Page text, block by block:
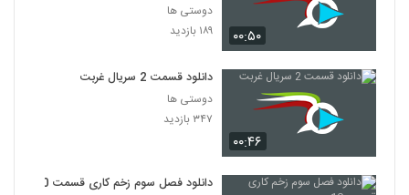
۰۰:۵۰
دوستی ها
۱۸۹ بازدید
۰۰:۴۶
دانلود قسمت 2 سریال غربت
دوستی ها
۳۴۷ بازدید
دانلود فصل سوم زخم کاری قسمت 10